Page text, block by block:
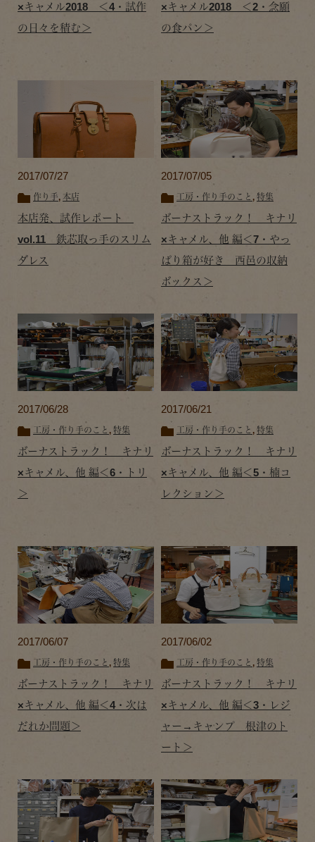
×キャメル2018 ＜4・試作
の日々を積む＞
×キャメル2018 ＜2・念願
の食パン＞
2017/07/27
作り手, 本店
本店発、試作レポート
vol.11 鉄芯取っ手のスリム
ダレス
2017/07/05
工房・作り手のこと , 特集
ボーナストラック！ キナリ
×キャメル、他 編＜7・やっ
ぱり箱が好き 西邑の収納
ボックス＞
2017/06/28
工房・作り手のこと , 特集
ボーナストラック！ キナリ
×キャメル、他 編＜6・トリ
＞
2017/06/21
工房・作り手のこと , 特集
ボーナストラック！ キナリ
×キャメル、他 編＜5・楠コ
レクション＞
2017/06/07
工房・作り手のこと , 特集
ボーナストラック！ キナリ
×キャメル、他 編＜4・次は
だれか問題＞
2017/06/02
工房・作り手のこと , 特集
ボーナストラック！ キナリ
×キャメル、他 編＜3・レジ
ャー→キャンプ 根津のト
ート＞